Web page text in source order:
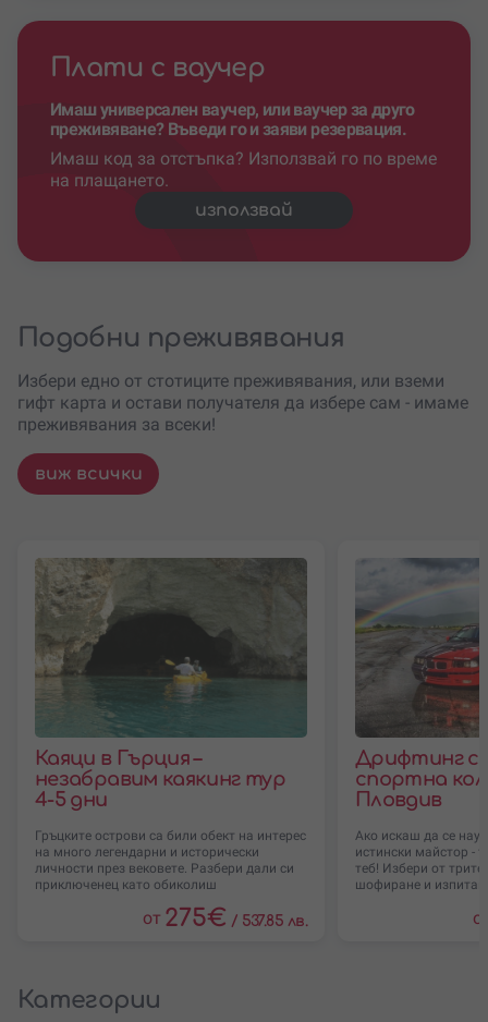
Плати с ваучер
Имаш универсален ваучер, или ваучер за друго
преживяване? Въведи го и заяви резервация.
Имаш код за отстъпка? Използвай го по време
на плащането.
използвай
Подобни преживявания
Избери едно от стотиците преживявания, или вземи
гифт карта и остави получателя да избере сам - имаме
преживявания за всеки!
виж всички
Каяци в Гърция –
незабравим каякинг тур
4-5 дни
Гръцките острови са били обект на интерес
на много легендарни и исторически
личности през вековете. Разбери дали си
приключенец като обиколиш
от 275€ / 537.85 лв.
Дрифтинг с
спортна
Пловдив
Ако искаш да се
истински майстор -
теб! Избери от
шофиране и изпитай
Категории